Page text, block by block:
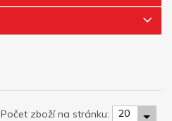
Počet zboží na stránku: 20